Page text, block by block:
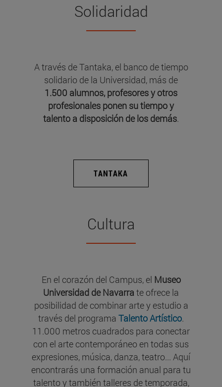
Solidaridad
A través de Tantaka, el banco de tiempo
solidario de la Universidad, más de
1.500 alumnos, profesores y otros
profesionales ponen su tiempo y
talento a disposición de los demás.
TANTAKA
Cultura
En el corazón del Campus, el Museo
Universidad de Navarrate ofrece la
posibilidad de combinar arte y estudio a
través del programa Talento Artístico.
11.000 metros cuadrados para conectar
con el arte contemporáneo en todas sus
expresiones, música, danza, teatro... Aquí
encontrarás una formación anual para tu
talento y también talleres de temporada,